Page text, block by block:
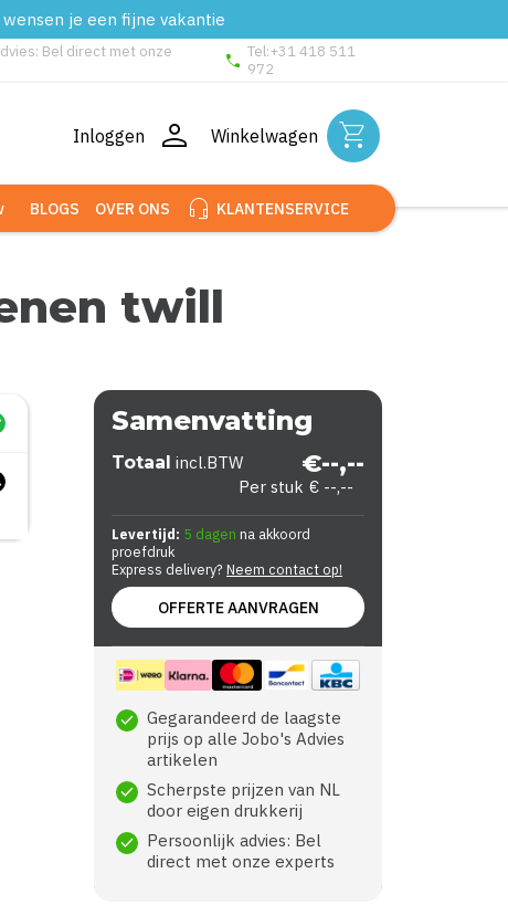
wensen je een fijne vakantie
Bel direct met onze
phone Tel:+31 418 511
972
Inloggen person Winkelwagen shopping_cart
BLOGS OVER ONS headset_mic KLANTENSERVICE
twill
Samenvatting
Totaal incl.BTW €--,--
Per stuk € --,--
Levertijd: 5 dagen na akkoord
proefdruk
Express delivery? Neem contact op!
OFFERTE AANVRAGEN
check Gegarandeerd de laagste
prijs op alle Jobo's Advies
artikelen
check Scherpste prijzen van NL
door eigen drukkerij
check Persoonlijk advies: Bel
direct met onze experts